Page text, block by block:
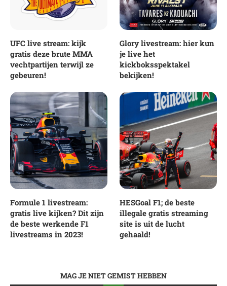
UFC live stream: kijk
gratis deze brute MMA
vechtpartijen terwijl ze
gebeuren!
Glory livestream: hier kun
je live het
kickboksspektakel
bekijken!
Formule 1 livestream:
gratis live kijken? Dit zijn
de beste werkende F1
livestreams in 2023!
HESGoal F1; de beste
illegale gratis streaming
site is uit de lucht
gehaald!
MAG JE NIET GEMIST HEBBEN